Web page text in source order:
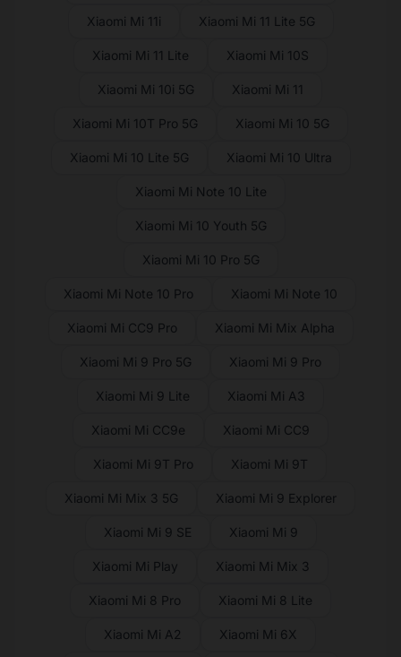
Xiaomi Mi 11i Xiaomi Mi 11 Lite 5G
Xiaomi Mi 11 Lite Xiaomi Mi 10S
Xiaomi Mi 10i 5G Xiaomi Mi 11
Xiaomi Mi 10T Pro 5G Xiaomi Mi 10 5G
Xiaomi Mi 10 Lite 5G Xiaomi Mi 10 Ultra
Xiaomi Mi Note 10 Lite
Xiaomi Mi 10 Youth 5G
Xiaomi Mi 10 Pro 5G
Xiaomi Mi Note 10 Pro Xiaomi Mi Note 10
Xiaomi Mi CC9 Pro Xiaomi Mi Mix Alpha
Xiaomi Mi 9 Pro 5G Xiaomi Mi 9 Pro
Xiaomi Mi 9 Lite Xiaomi Mi A3
Xiaomi Mi CC9e Xiaomi Mi CC9
Xiaomi Mi 9T Pro Xiaomi Mi 9T
Xiaomi Mi Mix 3 5G Xiaomi Mi 9 Explorer
Xiaomi Mi 9 SE Xiaomi Mi 9
Xiaomi Mi Play Xiaomi Mi Mix 3
Xiaomi Mi 8 Pro Xiaomi Mi 8 Lite
Xiaomi Mi A2 Xiaomi Mi 6X